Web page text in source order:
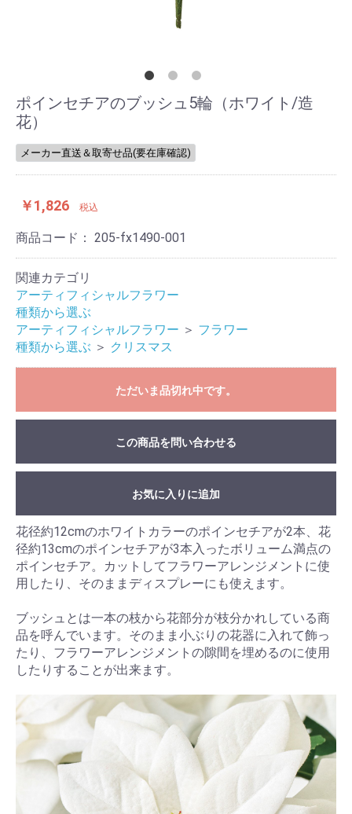
ポインセチアのブッシュ5輪（ホワイト/造
花）
メーカー直送＆取寄せ品(要在庫確認)
￥1,826 税込
商品コード： 205-fx1490-001
関連カテゴリ
アーティフィシャルフラワー
種類から選ぶ
アーティフィシャルフラワー ＞ フラワー
種類から選ぶ ＞ クリスマス
ただいま品切れ中です。
この商品を問い合わせる
お気に入りに追加
花径約12cmのホワイトカラーのポインセチアが2本、花
径約13cmのポインセチアが3本入ったボリューム満点の
ポインセチア。カットしてフラワーアレンジメントに使
用したり、そのままディスプレーにも使えます。
ブッシュとは一本の枝から花部分が枝分かれしている商
品を呼んでいます。そのまま小ぶりの花器に入れて飾っ
たり、フラワーアレンジメントの隙間を埋めるのに使用
したりすることが出来ます。